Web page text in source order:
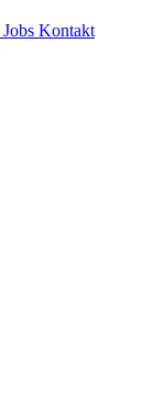
Jobs Kontakt